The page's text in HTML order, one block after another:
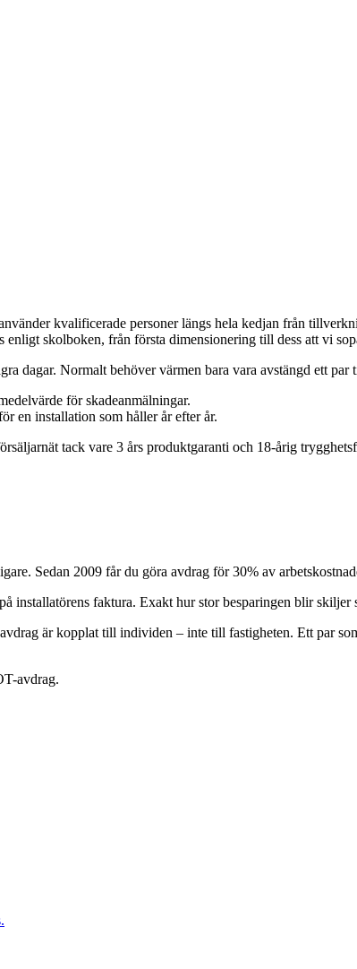
kvalificerade personer längs hela kedjan från
skolboken, från första dimensionering till dess att vi
dagar. Normalt behöver värmen bara vara avstängd ett par
för skadeanmälningar.
en installation som håller år efter år.
tack vare 3 års produktgaranti och 18-årig
Sedan 2009 får du göra avdrag för 30% av
installatörens faktura. Exakt hur stor besparingen blir
är kopplat till individen – inte till fastigheten. Ett par
avdrag.